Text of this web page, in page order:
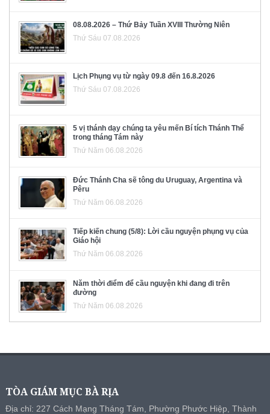
08.08.2026 – Thứ Bảy Tuần XVIII Thường Niên
Thứ Sáu 07.08.2026
Lịch Phụng vụ từ ngày 09.8 đến 16.8.2026
Thứ Sáu 07.08.2026
5 vị thánh dạy chúng ta yêu mến Bí tích Thánh Thể
trong tháng Tám này
Thứ Năm 06.08.2026
Đức Thánh Cha sẽ tông du Uruguay, Argentina và
Pêru
Thứ Năm 06.08.2026
Tiếp kiến chung (5/8): Lời cầu nguyện phụng vụ của
Giáo hội
Thứ Năm 06.08.2026
Năm thời điểm để cầu nguyện khi đang đi trên
đường
Thứ Năm 06.08.2026
TÒA GIÁM MỤC BÀ RỊA
Địa chỉ: 227 Cách Mạng Tháng Tám, Phường Phước Hiệp, Thành